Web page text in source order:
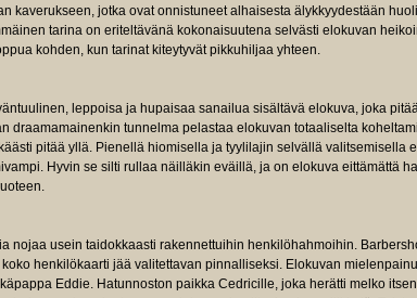
kaverukseen, jotka ovat onnistuneet alhaisesta älykkyydestään
tarina on eriteltävänä kokonaisuutena selvästi elokuvan
kohden, kun tarinat kiteytyvät pikkuhiljaa yhteen.
leppoisa ja hupaisaa sanailua sisältävä elokuva, joka
draamamainenkin tunnelma pelastaa elokuvan totaaliselta
pitää yllä. Pienellä hiomisella ja tyylilajin selvällä valitsemisella
Hyvin se silti rullaa näilläkin eväillä, ja on elokuva eittämättä
nojaa usein taidokkaasti rakennettuihin henkilöhahmoihin.
henkilökaarti jää valitettavan pinnalliseksi. Elokuvan
Eddie. Hatunnoston paikka Cedricille, joka herätti melko